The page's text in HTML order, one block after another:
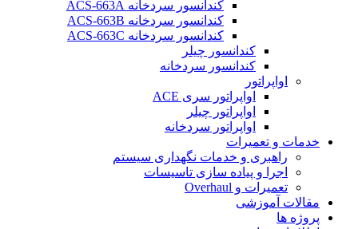
کندانسور سردخانه ACS-663A
کندانسور سردخانه ACS-663B
کندانسور سردخانه ACS-663C
کندانسور چیلر
کندانسور سردخانه
اواپراتور
اواپراتور سری ACE
اواپراتور چیلر
اواپراتور سردخانه
خدمات و تعمیرات
راهبری و خدمات نگهداری سیستم
اجرا و پیاده سازی تاسیسات
تعمیرات و Overhaul
مقالات آموزشی
پروژه ها